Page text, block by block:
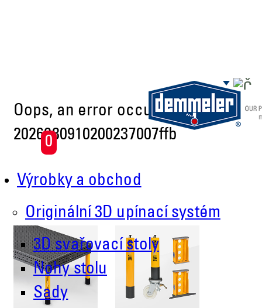
Skip to main content
0
Výrobky a obchod
Originální 3D upínací systém
3D svařovací stoly
Nohy stolu
Sady
Oops, an error occurred! Code:
2026080910200237007ffb